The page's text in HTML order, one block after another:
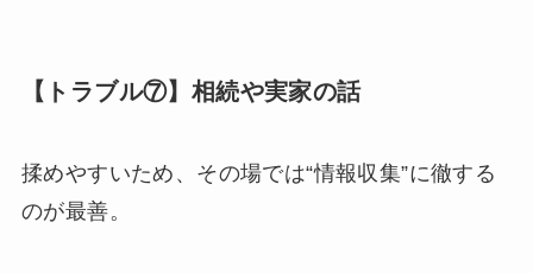
【トラブル⑦】相続や実家の話
揉めやすいため、その場では“情報収集”に徹する
のが最善。